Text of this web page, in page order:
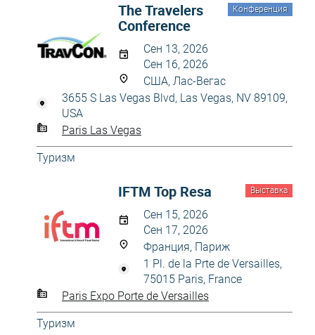
Конференция
The Travelers
Conference
Сен 13, 2026
Сен 16, 2026
США, Лас-Вегас
3655 S Las Vegas Blvd, Las Vegas, NV 89109,
USA
Paris Las Vegas
Туризм
Выставка
IFTM Top Resa
Сен 15, 2026
Сен 17, 2026
Франция, Париж
1 Pl. de la Prte de Versailles,
75015 Paris, France
Paris Expo Porte de Versailles
Туризм